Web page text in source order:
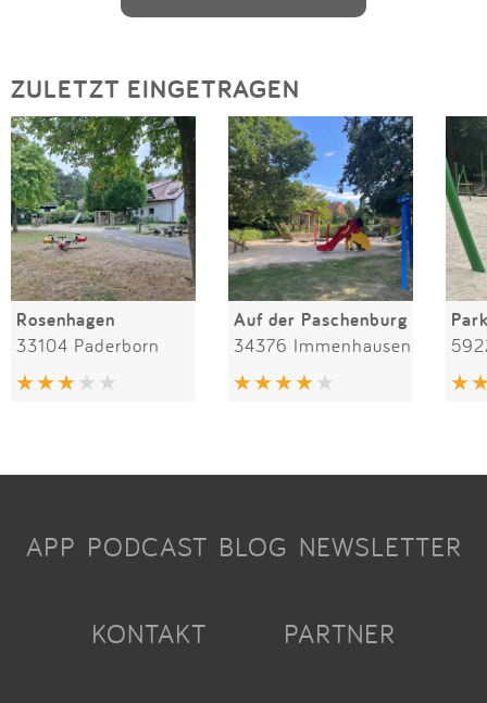
ZULETZT EINGETRAGEN
Rosenhagen
33104 Paderborn
Auf der Paschenburg
34376 Immenhausen
APP PODCAST BLOG NEWSLETTER
KONTAKT PARTNER